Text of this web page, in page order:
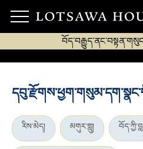
རིས་མེད། མགུར་གླུ།